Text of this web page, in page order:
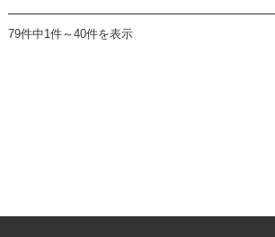
79件中1件～40件を表示